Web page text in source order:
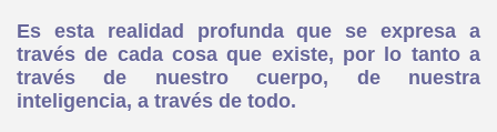
Es esta realidad profunda que se expresa a
través de cada cosa que existe, por lo tanto a
través de nuestro cuerpo, de nuestra
inteligencia, a través de todo.